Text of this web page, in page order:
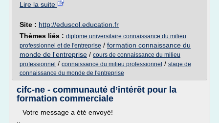
Lire la suite
Site : http://eduscol.education.fr
Thèmes liés : diplome universitaire connaissance du milieu
professionnel et de l'entreprise / formation connaissance du
monde de l'entreprise / cours de connaissance du milieu
professionnel / connaissance du milieu professionnel / stage de
connaissance du monde de l'entreprise
cifc-ne - communauté d’intérêt pour la
formation commerciale
Votre message a été envoyé!